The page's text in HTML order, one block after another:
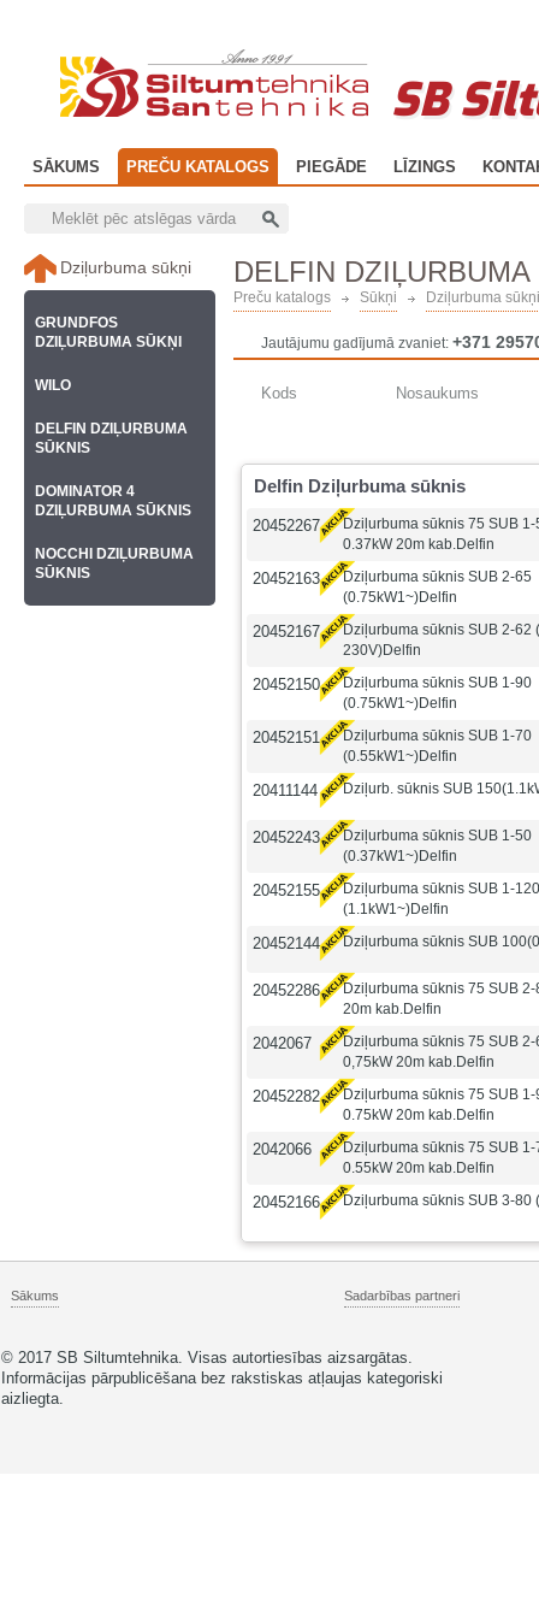
SB
SĀKUMS PREČU KATALOGS PIEGĀDE LĪZINGS
DELFIN DZIĻURBUMA
Preču katalogs Sūkņi Dziļurbuma sūkņi
Jautājumu gadījumā zvaniet: +371
Kods Nosaukums
Delfin Dziļurbuma sūknis
20452267
Dziļurbuma sūknis 75 SUB
0.37kW 20m kab.Delfin
20452163
Dziļurbuma sūknis SUB 2-65
(0.75kW1~)Delfin
20452167
Dziļurbuma sūknis SUB 2-62
230V)Delfin
20452150
Dziļurbuma sūknis SUB 1-90
(0.75kW1~)Delfin
20452151
Dziļurbuma sūknis SUB 1-70
(0.55kW1~)Delfin
20411144 Dziļurb. sūknis SUB
20452243
Dziļurbuma sūknis SUB 1-50
(0.37kW1~)Delfin
20452155
Dziļurbuma sūknis SUB 1-120
(1.1kW1~)Delfin
20452144 Dziļurbuma sūknis SUB
20452286
Dziļurbuma sūknis 75 SUB
20m kab.Delfin
2042067
Dziļurbuma sūknis 75 SUB
0,75kW 20m kab.Delfin
20452282
Dziļurbuma sūknis 75 SUB
0.75kW 20m kab.Delfin
2042066
Dziļurbuma sūknis 75 SUB
0.55kW 20m kab.Delfin
20452166 Dziļurbuma sūknis SUB 3-80
Dziļurbuma sūkņi
GRUNDFOS
DZIĻURBUMA SŪKŅI
WILO
DELFIN DZIĻURBUMA
SŪKNIS
DOMINATOR 4
DZIĻURBUMA SŪKNIS
NOCCHI DZIĻURBUMA
SŪKNIS
Sākums Sadarbības partneri
© 2017 SB Siltumtehnika. Visas autortiesības aizsargātas.
Informācijas pārpublicēšana bez rakstiskas atļaujas kategoriski
aizliegta.